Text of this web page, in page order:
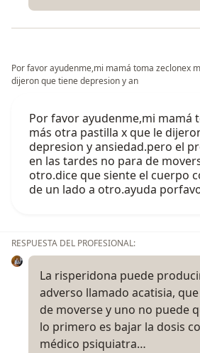
Por favor ayudenme,mi mamá toma zeclonex
dijeron que tiene depresion y an
Por favor ayudenme,mi mamá
más otra pastilla x que le
depresion y ansiedad.pero el
en las tardes no para de
otro.dice que siente el cuerpo
de un lado a otro.ayuda
RESPUESTA DEL PROFESIONAL:
La risperidona puede
adverso llamado acatisia,
de moverse y uno no puede
lo primero es bajar la dosis
médico psiquiatra…